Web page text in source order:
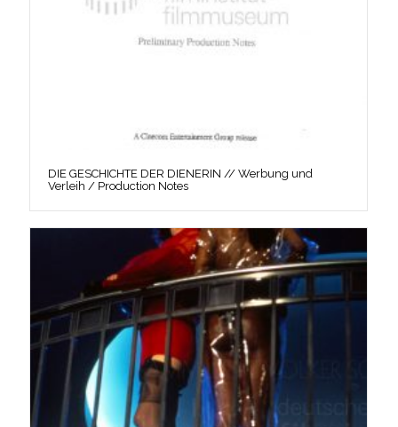
DIE GESCHICHTE DER DIENERIN // Werbung und
Verleih / Production Notes